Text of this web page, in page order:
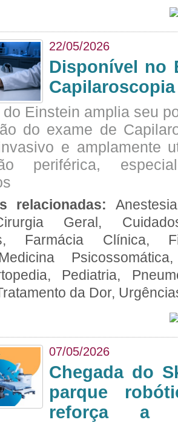
22/05/2026
Disponível no
do Einstein amplia seu
do exame de
e amplamente
periférica,
relacionadas:
Geral,
Farmácia Clínica,
Pediatria,
da Dor,
07/05/2026
Chegada do
parque
reforça a